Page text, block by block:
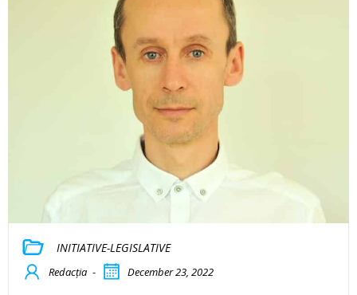
INITIATIVE-LEGISLATIVE
Redacția - December 23, 2022